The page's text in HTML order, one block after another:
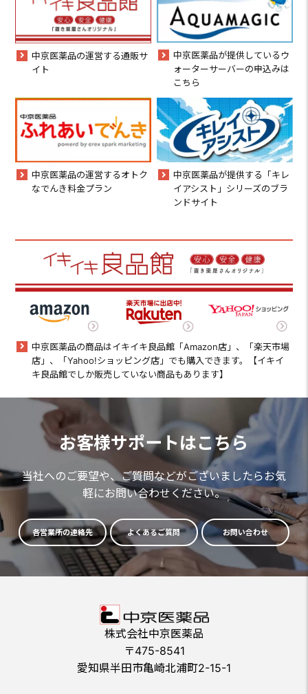
中京医薬品の運営する通販サ
イト
中京医薬品が提供しているウ
ォーターサーバーの申込みは
こちら
中京医薬品の運営するオトク
なでんき料金プラン
中京医薬品が提供する「キレ
イアシスト」シリーズのブラ
ンドサイト
中京医薬品の商品はイキイキ良品館「Amazon店」、「楽天市場
店」、「Yahoo!ショッピング店」でも購入できます。【イキイ
キ良品館でしか販売していない商品もあります】
お客様サポートはこちら
当社へのご要望や、ご質問などがございましたらお気
軽にお問い合わせください。
各営業所の連絡先 よくあるご質問 お問い合わせ
株式会社中京医薬品
〒475-8541
愛知県半田市亀崎北浦町2-15-1